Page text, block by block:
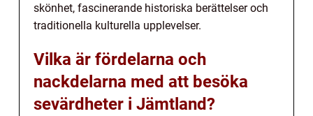
skönhet, fascinerande historiska berättelser och
traditionella kulturella upplevelser.
Vilka är fördelarna och
nackdelarna med att besöka
sevärdheter i Jämtland?